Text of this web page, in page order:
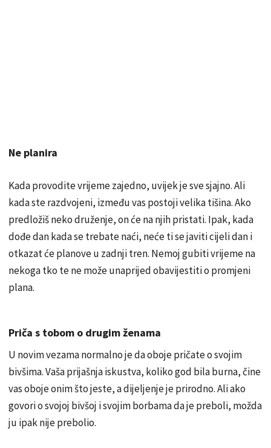
Ne planira
Kada provodite vrijeme zajedno, uvijek je sve sjajno. Ali
kada ste razdvojeni, između vas postoji velika tišina. Ako
predložiš neko druženje, on će na njih pristati. Ipak, kada
dođe dan kada se trebate naći, neće ti se javiti cijeli dan i
otkazat će planove u zadnji tren. Nemoj gubiti vrijeme na
nekoga tko te ne može unaprijed obavijestiti o promjeni
plana.
Priča s tobom o drugim ženama
U novim vezama normalno je da oboje pričate o svojim
bivšima. Vaša prijašnja iskustva, koliko god bila burna, čine
vas oboje onim što jeste, a dijeljenje je prirodno. Ali ako
govori o svojoj bivšoj i svojim borbama da je preboli, možda
ju ipak nije prebolio.